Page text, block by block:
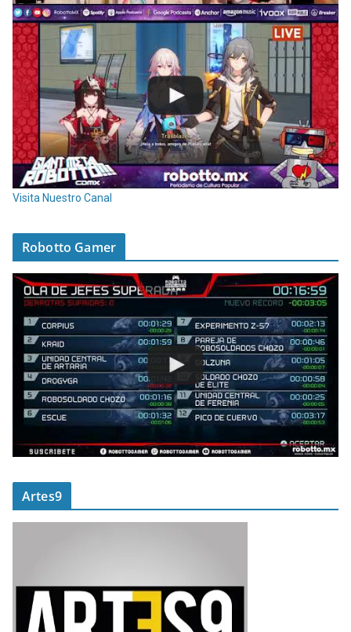
Visita Nuestro Canal
Robotto Gamer
Artes9